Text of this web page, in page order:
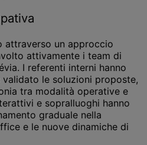
attraverso un approccio
attivamente i team di
I referenti interni hanno
le soluzioni proposte,
tra modalità operative e
e sopralluoghi hanno
graduale nella
e le nuove dinamiche di